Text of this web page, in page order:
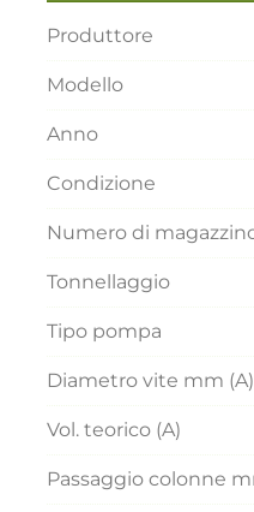
Produttore
Modello
Anno
Condizione
Numero di
Tonnellaggio
Tipo pompa
Diametro vite mm (A)
Vol. teorico (A)
Passaggio colonne